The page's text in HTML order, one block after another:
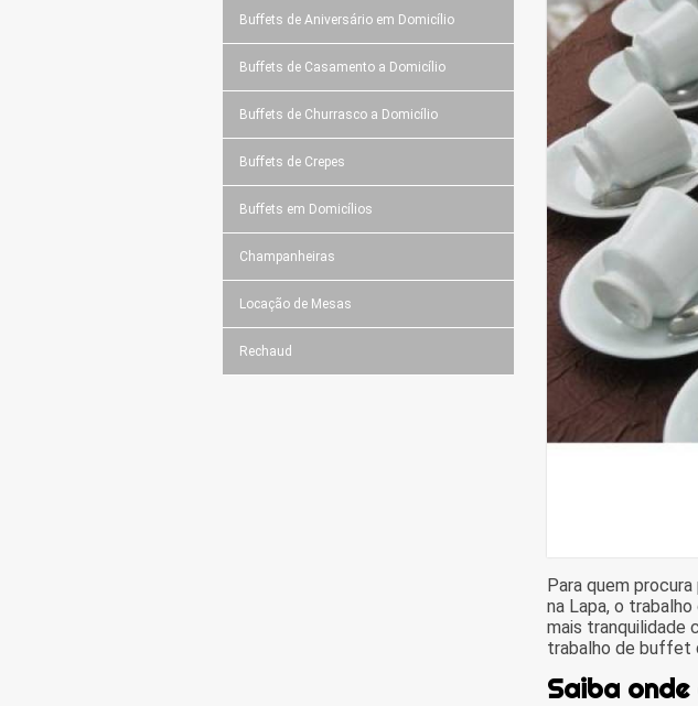
Buffets de Aniversário em Domicílio
Buffets de Casamento a Domicílio
Buffets de Churrasco a Domicílio
Buffets de Crepes
Buffets em Domicílios
Champanheiras
Locação de Mesas
Rechaud
Para quem
na Lapa, o
mais tranquilidade
trabalho de buffet
Saiba